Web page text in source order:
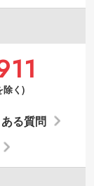
除く)
る質問